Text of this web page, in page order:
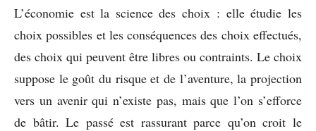
L’économie est la science des choix : elle étudie les
choix possibles et les conséquences des choix effectués,
des choix qui peuvent être libres ou contraints. Le choix
suppose le goût du risque et de l’aventure, la projection
vers un avenir qui n’existe pas, mais que l’on s’efforce
de bâtir. Le passé est rassurant parce qu’on croit le